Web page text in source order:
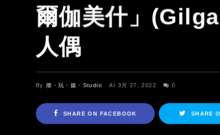
爾伽美什」
人偶
By潮・玩・媒・Studio At 3月 27, 2022 0
SHARE ON FACEBOOK SHARE